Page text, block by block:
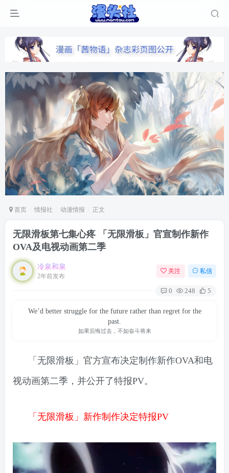
首页 情报社 动漫情报 正文
无限滑板第七集心疼 「无限滑板」官宣制作新作
OVA及电视动画第二季
冷泉和泉
2年前发布
关注 私信
0 248 5
We’d better struggle for the future rather than regret for the
past.
如果后悔过去，不如奋斗将来
「无限滑板」官方宣布决定制作新作OVA和电
视动画第二季，并公开了特报PV。
「无限滑板」新作制作决定特报PV